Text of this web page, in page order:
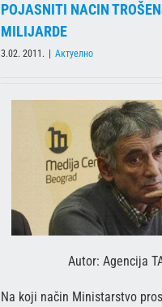
POJASNITI NACIN
MILIJARDE
3.02. 2011. Актуелно
Autor: Agencija
Na koji način Ministarstvo